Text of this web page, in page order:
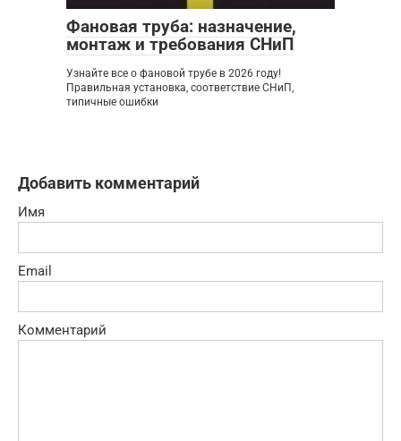
Фановая труба: назначение,
монтаж и требования СНиП
Узнайте все о фановой трубе в 2026 году!
Правильная установка, соответствие СНиП,
типичные ошибки
Добавить комментарий
Имя
Email
Комментарий